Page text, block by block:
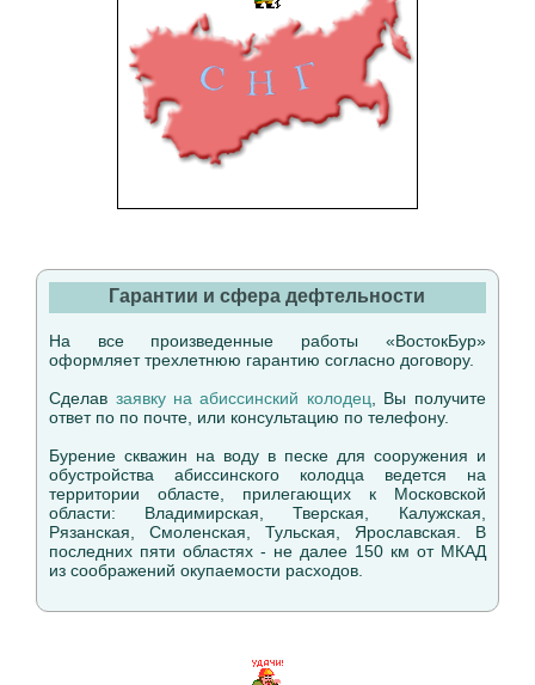
Гарантии и сфера дефтельности
На все произведенные работы «ВостокБур»
оформляет трехлетнюю гарантию согласно договору.
Сделав заявку на абиссинский колодец , Вы получите
ответ по по почте, или консультацию по телефону.
Бурение скважин на воду в песке для сооружения и
обустройства абиссинского колодца ведется на
территории областе, прилегающих к Московской
области: Владимирская, Тверская, Калужская,
Рязанская, Смоленская, Тульская, Ярославская. В
последних пяти областях - не далее 150 км от МКАД
из соображений окупаемости расходов.